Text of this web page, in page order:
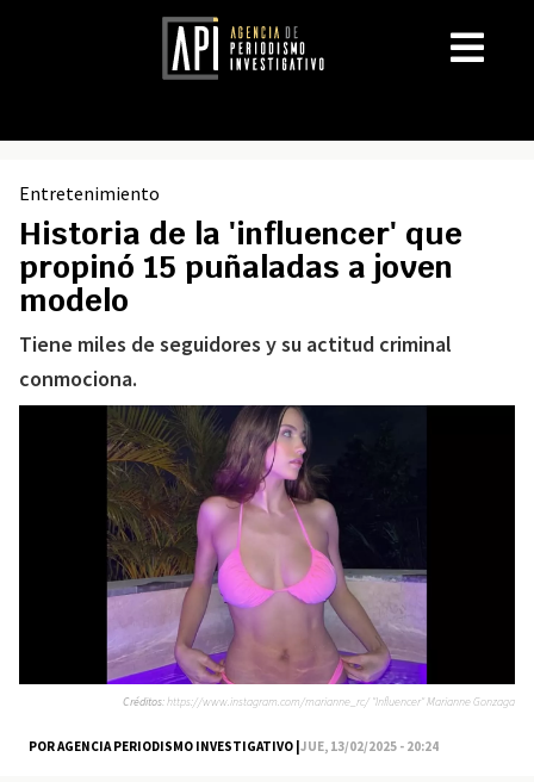
Entretenimiento
Historia de la 'influencer' que
propinó 15 puñaladas a joven
modelo
Tiene miles de seguidores y su actitud criminal
conmociona.
POR AGENCIA PERIODISMO INVESTIGATIVO |JUE, 13/02/2025 - 20:24
Créditos:https://www.instagram.com/marianne_rc/ "Influencer" Marianne Gonzaga